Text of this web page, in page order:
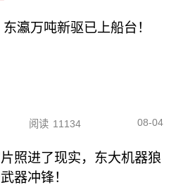
瀛万吨新驱已上船台！
阅读 11134 08-04
照进了现实，东大机器狼
器冲锋！